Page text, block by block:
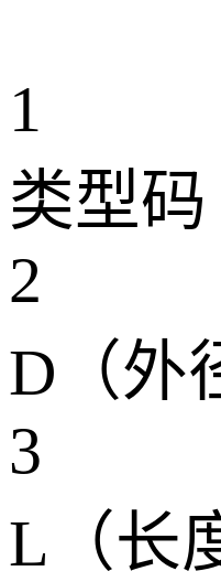
1
类型码
2
D（外
3
L（长